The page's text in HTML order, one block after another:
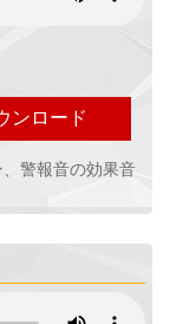
ンロード
警報音の効果音